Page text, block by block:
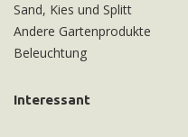
Sand, Kies und Splitt
Andere Gartenprodukte
Beleuchtung
Interessant